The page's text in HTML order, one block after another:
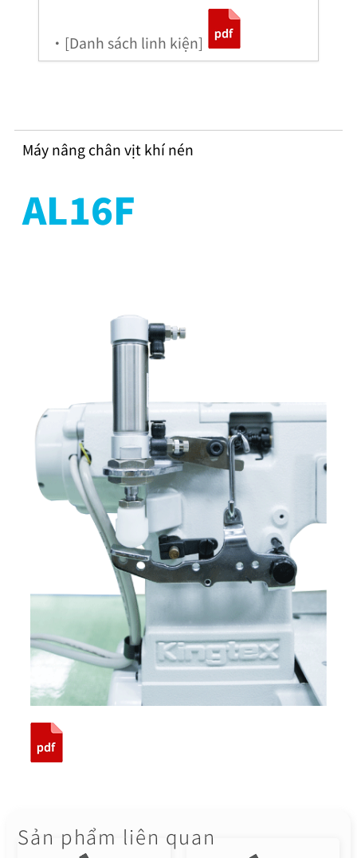
・[Danh sách linh kiện]
Máy nâng chân vịt khí nén
AL16F
Sản phẩm liên quan